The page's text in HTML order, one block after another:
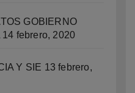
GOBIERNO
14 febrero, 2020
Y SIE 13 febrero,